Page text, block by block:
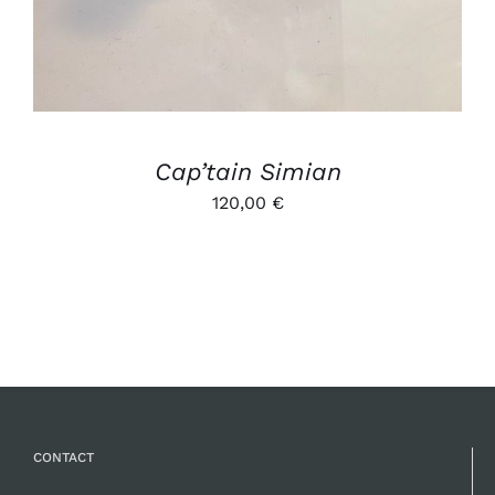
Cap’tain Simian
120,00 €
CONTACT